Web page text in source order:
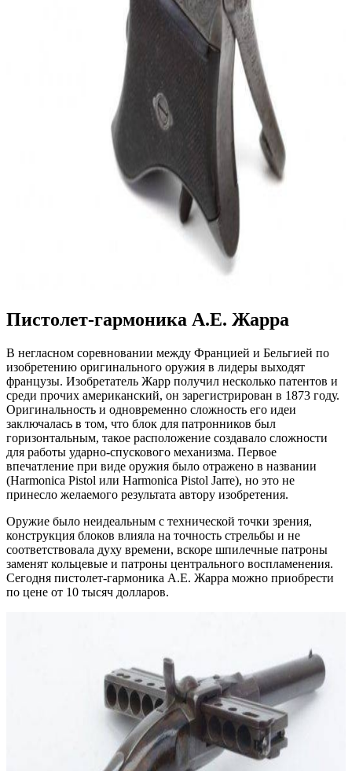
Пистолет-гармоника А.Е. Жарра
В негласном соревновании между Францией и Бельгией по
изобретению оригинального оружия в лидеры выходят
французы. Изобретатель Жарр получил несколько патентов и
среди прочих американский, он зарегистрирован в 1873 году.
Оригинальность и одновременно сложность его идеи
заключалась в том, что блок для патронников был
горизонтальным, такое расположение создавало сложности
для работы ударно-спускового механизма. Первое
впечатление при виде оружия было отражено в названии
(Harmonica Pistol или Harmonica Pistol Jarre), но это не
принесло желаемого результата автору изобретения.
Оружие было неидеальным с технической точки зрения,
конструкция блоков влияла на точность стрельбы и не
соответствовала духу времени, вскоре шпилечные патроны
заменят кольцевые и патроны центрального воспламенения.
Сегодня пистолет-гармоника А.Е. Жарра можно приобрести
по цене от 10 тысяч долларов.